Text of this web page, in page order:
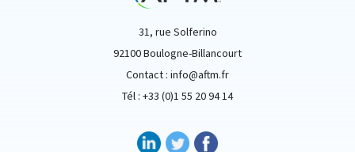
31, rue Solferino
92100 Boulogne-Billancourt
Contact : info@aftm.fr
Tél : +33 (0)1 55 20 94 14